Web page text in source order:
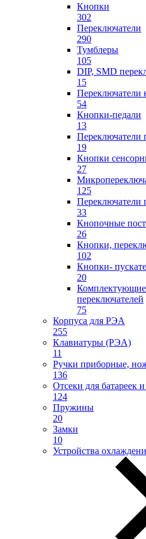
Кнопки
302
Переключатели
290
Тумблеры
105
DIP, SMD
15
Переключатели
54
Кнопки-педали
13
Переключатели
19
Кнопки
27
125
Переключатели
33
Кнопочные
26
Кнопки,
102
Кнопки-
20
переключателей
75
Корпуса для РЭА
255
Клавиатуры (РЭА)
11
Ручки приборные,
136
Отсеки для батареек
124
Пружины
20
Замки
10
Устройства